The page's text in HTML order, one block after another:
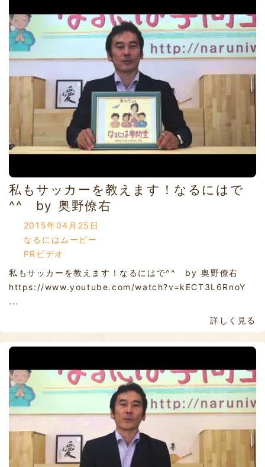
私もサッカーを教えます！なるにはで
^^ by 奥野僚右
2015年04月25日
なるにはムービー
PRビデオ
私もサッカーを教えます！なるにはで^^ by 奥野僚右
https://www.youtube.com/watch?v=kECT3L6RnoY
...
詳しく見る